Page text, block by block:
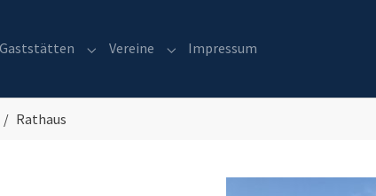
for "Geschichte"
Gaststätten Submenu for "Gaststätten"
Vereine Submenu for "Vereine"
Impressum
Rathaus